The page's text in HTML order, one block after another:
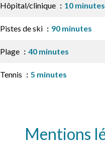
Hôpital/clinique 10 minutes
Pistes de ski 90 minutes
Plage 40 minutes
Tennis 5 minutes
Mentions